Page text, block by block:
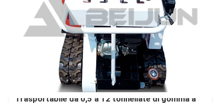
Trasportabile da 0,5 a 12 tonnellate di gomma a